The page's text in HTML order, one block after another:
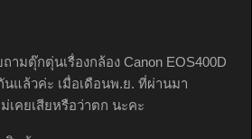
ามตุ๊กตุ่นเรื่องกล้อง Canon EOS400D
แล้วค่ะ เมื่อเดือนพ.ย. ที่ผ่านมา
เคยเสียหรือว่าตก นะคะ